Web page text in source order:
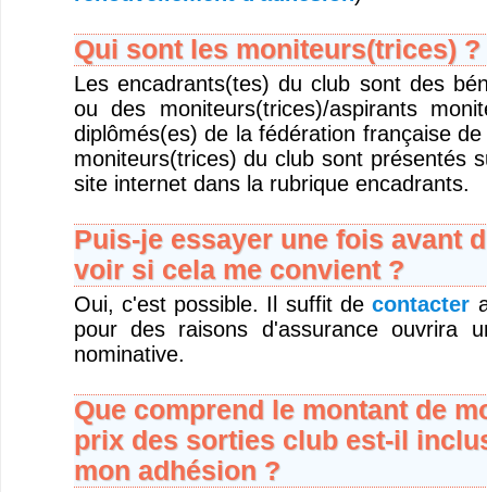
Qui sont les moniteurs(trices) ?
Les encadrants(tes) du club sont des
ou des moniteurs(trices)/aspirants
diplômés(es) de la fédération française
moniteurs(trices) du club sont présentés
site internet dans la rubrique encadrants.
Puis-je essayer une fois avant
voir si cela me convient ?
Oui, c'est possible. Il suffit decontacter
pour des raisons d'assurance ouvrira
nominative.
Que comprend le montant de
prix des sorties club est-il
mon adhésion ?